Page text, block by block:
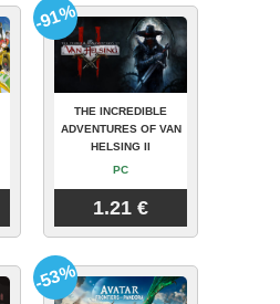
THE INCREDIBLE
ADVENTURES OF VAN
HELSING II
PC
1.21 €
-91%
-53%